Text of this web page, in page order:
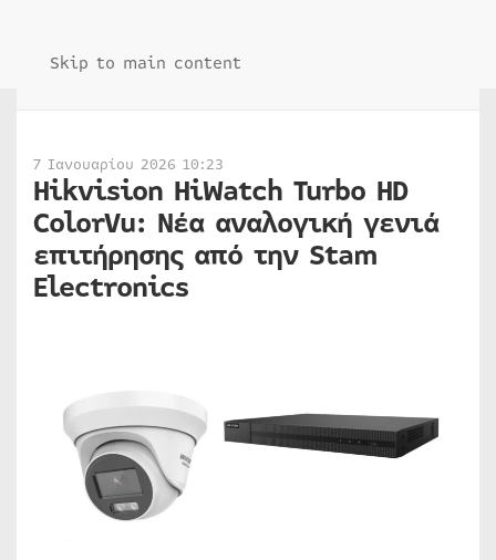
Skip to main content
7 Ιανουαρίου 2026 10:23
Hikvision HiWatch Turbo HD
ColorVu: Νέα αναλογική γενιά
επιτήρησης από την Stam
Electronics